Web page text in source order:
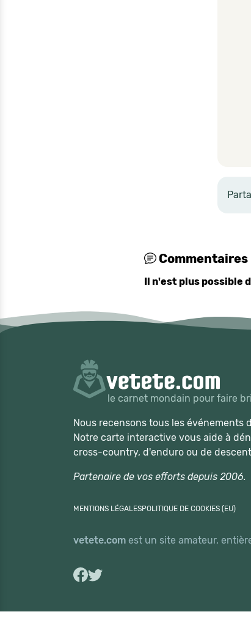
Commentaires
Il n'est plus possible
le carnet mondain pour faire
Nous recensons tous les événements
Notre carte interactive vous aide à
cross-country, d'enduro ou de
Partenaire de vos efforts depuis 2006.
MENTIONS LÉGALESPOLITIQUE DE COOKIES (EU)
vetete.com est un site amateur,